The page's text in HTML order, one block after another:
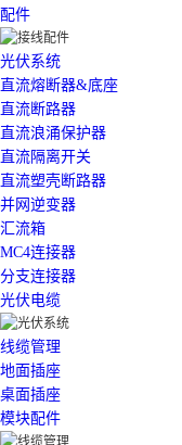
配件
光伏系统
直流熔断器&底座
直流断路器
直流浪涌保护器
直流隔离开关
直流塑壳断路器
并网逆变器
汇流箱
MC4连接器
分支连接器
光伏电缆
线缆管理
地面插座
桌面插座
模块配件